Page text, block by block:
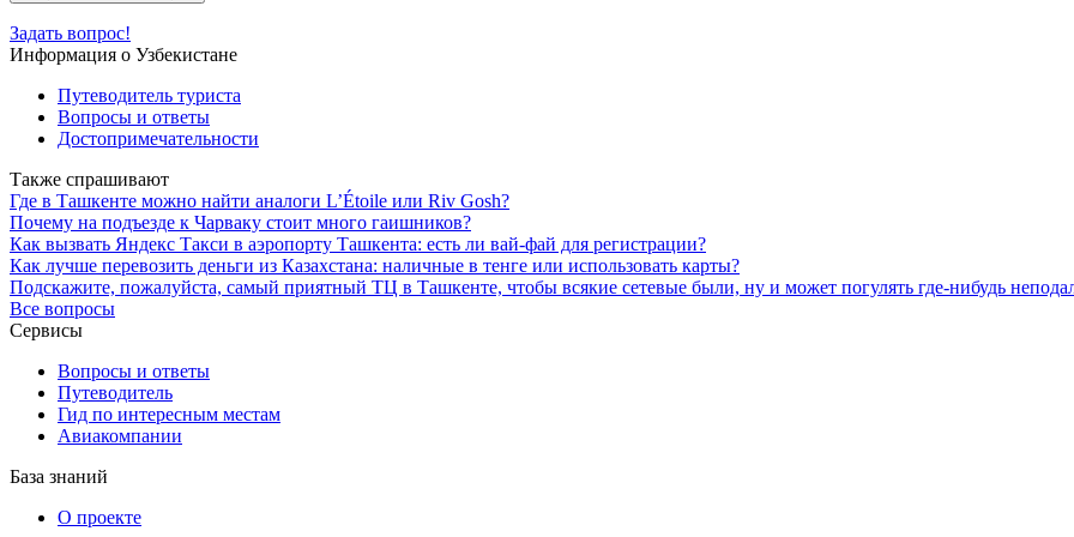
Задать вопрос!
Информация о Узбекистане
Путеводитель туриста
Вопросы и ответы
Достопримечательности
Также спрашивают
Где в Ташкенте можно найти аналоги L’Étoile или Riv Gosh?
Почему на подъезде к Чарваку стоит много гаишников?
Как вызвать Яндекс Такси в аэропорту Ташкента: есть ли вай-фай для регистрации?
Как лучше перевозить деньги из Казахстана: наличные в тенге или использовать карты?
Подскажите, пожалуйста, самый приятный ТЦ в Ташкенте, чтобы всякие сетевые были, ну и может погулять где-нибудь
Все вопросы
Сервисы
Вопросы и ответы
Путеводитель
Гид по интересным местам
Авиакомпании
База знаний
О проекте